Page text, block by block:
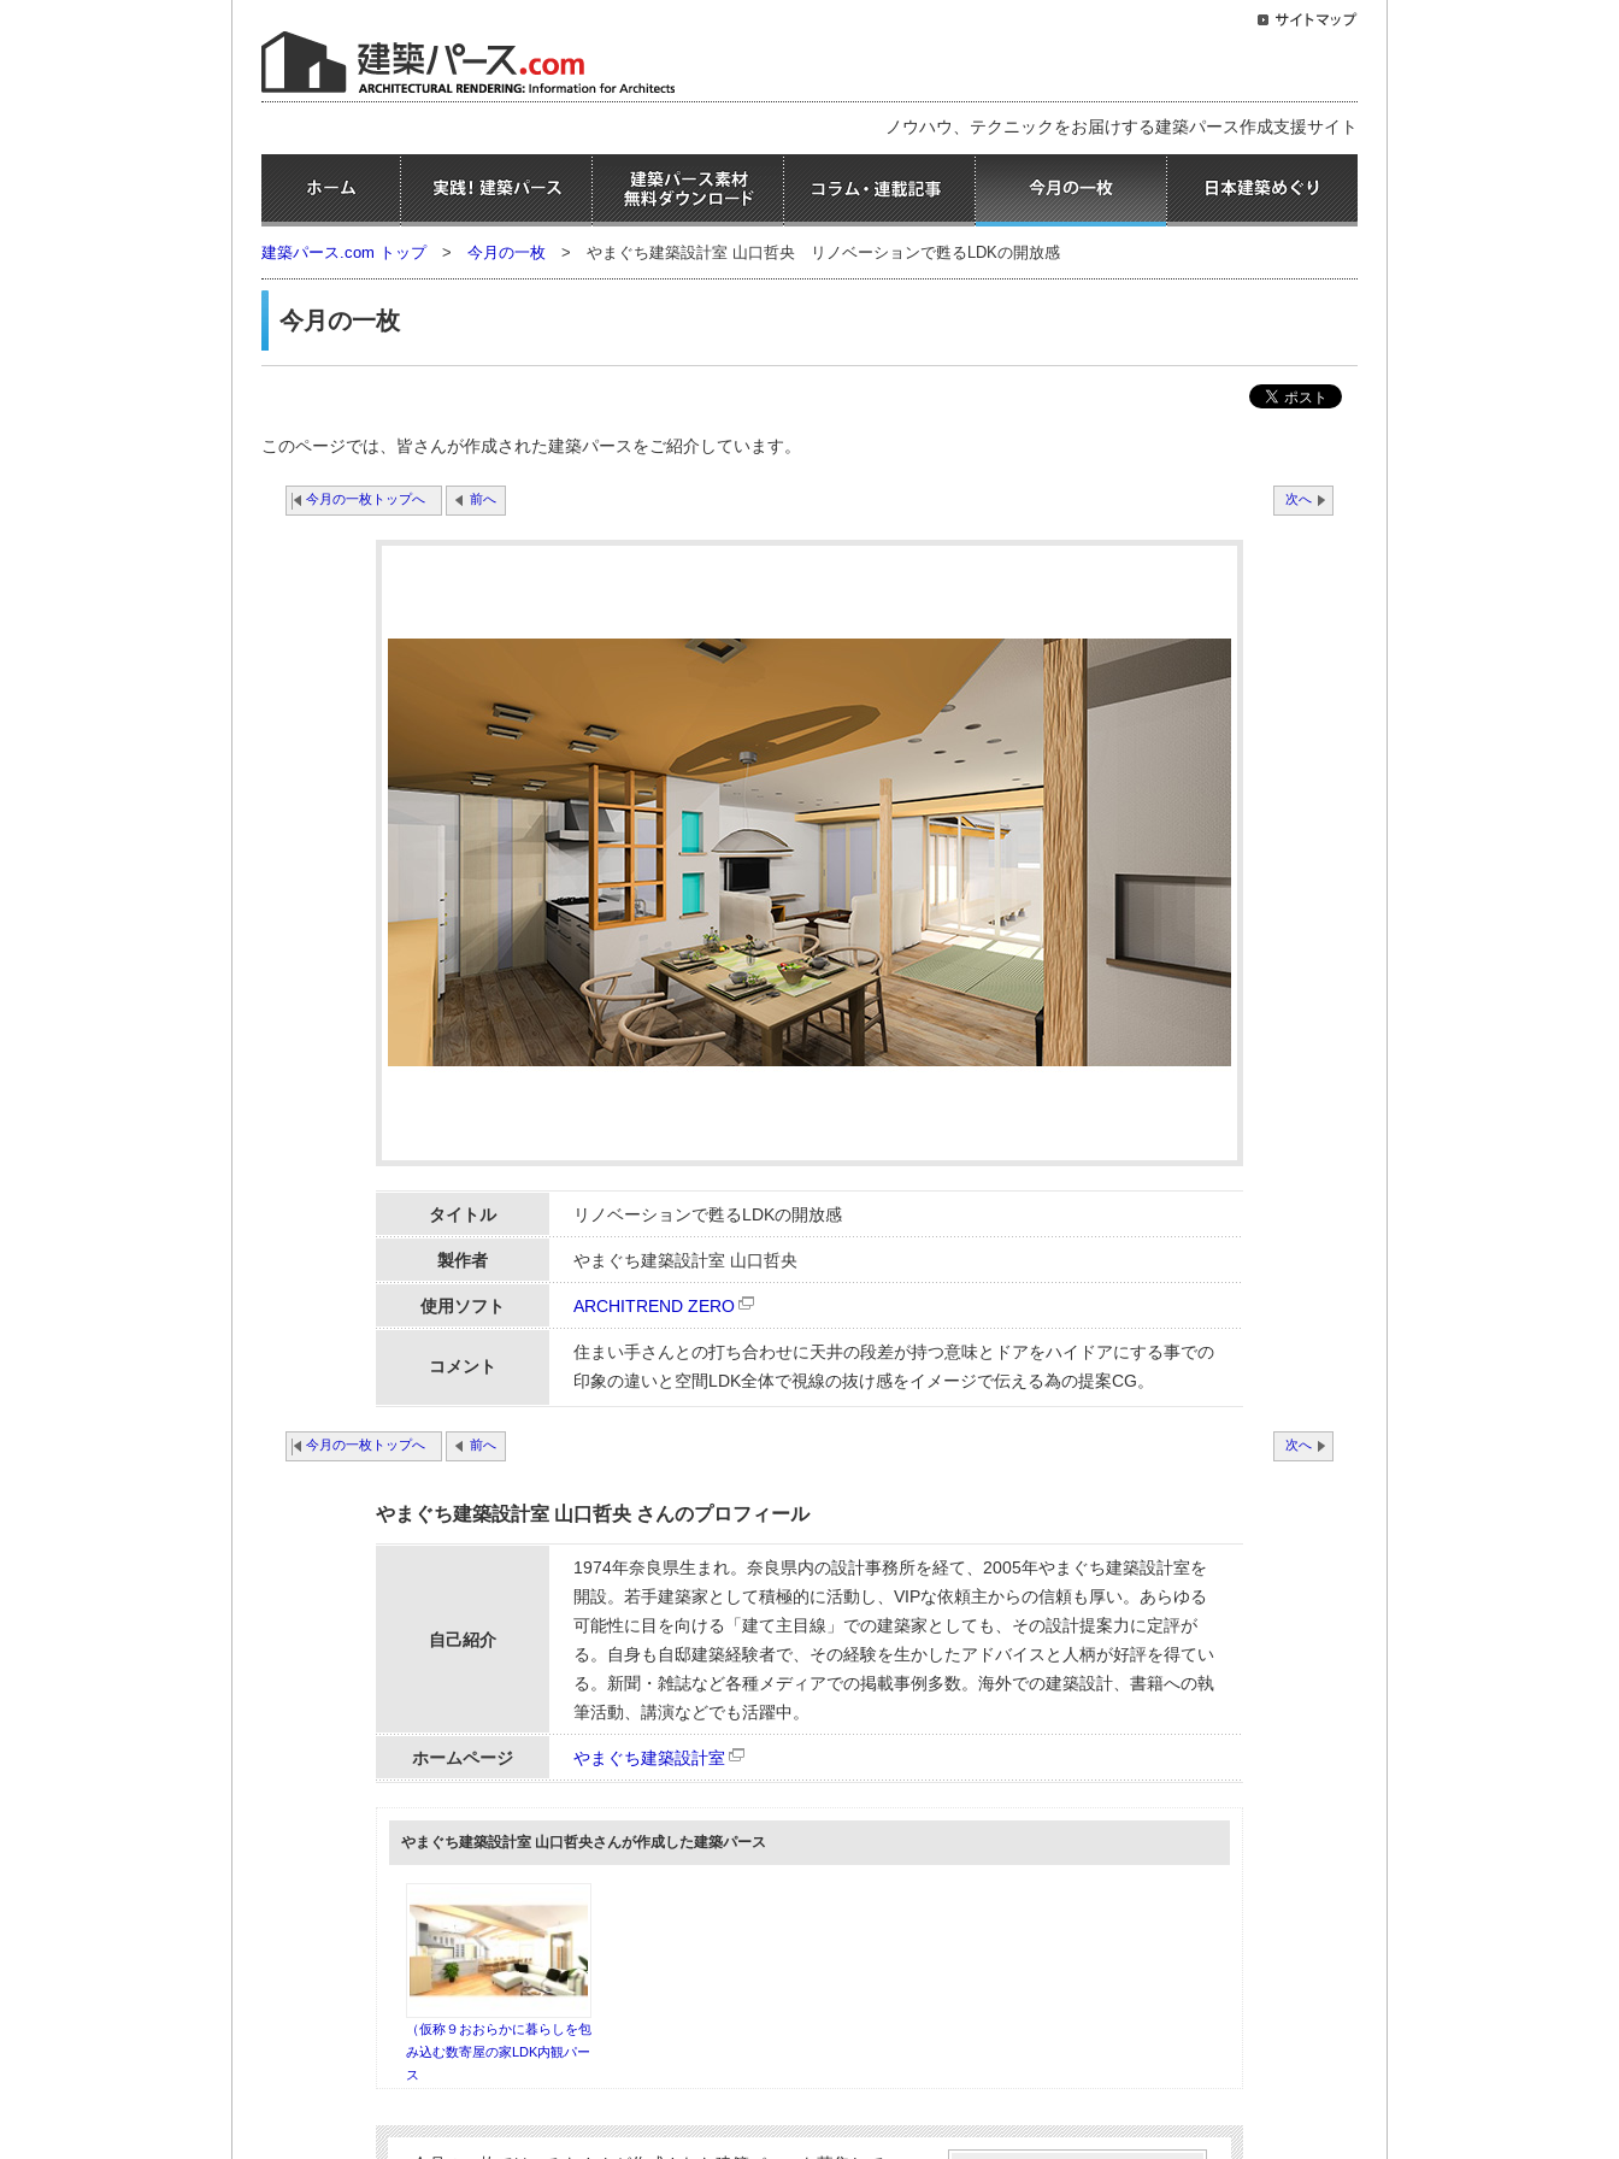
ノウハウ、テクニックをお届けする建築パース作成支援サイト
建築パース.com トップ > 今月の一枚 > やまぐち建築設計室 山口哲央 リノベーションで甦るLDKの開放感
今月の一枚
このページでは、皆さんが作成された建築パースをご紹介しています。
今月の一枚トップへ 前へ 次へ
タイトル リノベーションで甦るLDKの開放感
製作者 やまぐち建築設計室 山口哲央
使用ソフト ARCHITREND ZERO
コメント
住まい手さんとの打ち合わせに天井の段差が持つ意味とドアをハイドアにする事での
印象の違いと空間LDK全体で視線の抜け感をイメージで伝える為の提案CG。
今月の一枚トップへ 前へ 次へ
やまぐち建築設計室 山口哲央 さんのプロフィール
自己紹介
1974年奈良県生まれ。奈良県内の設計事務所を経て、2005年やまぐち建築設計室を
開設。若手建築家として積極的に活動し、VIPな依頼主からの信頼も厚い。あらゆる
可能性に目を向ける「建て主目線」での建築家としても、その設計提案力に定評が
る。自身も自邸建築経験者で、その経験を生かしたアドバイスと人柄が好評を得てい
る。新聞・雑誌など各種メディアでの掲載事例多数。海外での建築設計、書籍への執
筆活動、講演などでも活躍中。
ホームページ やまぐち建築設計室
やまぐち建築設計室 山口哲央さんが作成した建築パース
（仮称９おおらかに暮らしを包
み込む数寄屋の家LDK内観パー
ス